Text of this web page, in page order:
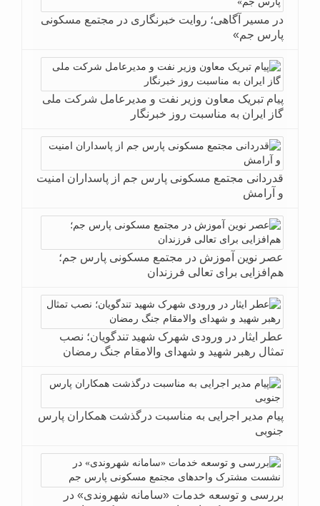
در مسیر آگاهی؛ روایت خبرنگاری در مجتمع مسکونی
پارس جم»
پیام تبریک معاون وزیر نفت و مدیرعامل شرکت ملی
گاز ایران به مناسبت روز خبرنگار
قدردانی مجتمع مسکونی پارس جم از پاسداران امنیت
و آرامش
عصر نوین آموزش در مجتمع مسکونی پارس جم؛
هم‌افزایی برای تعالی فرزندان
عطر ایثار در ورودی شهرک شهید تندگویان؛ نصب
تمثال رهبر شهید و شهدای والامقام جنگ رمضان
پیام مدیر اجرایی به مناسبت درگذشت همکاران پارس
جنوبی
بررسی و توسعه خدمات «سامانه شهروندی» در